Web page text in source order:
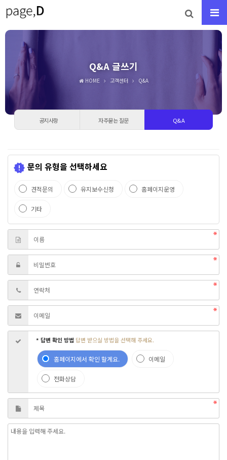
Q&A 글쓰기
HOME 고객센터 Q&A
공지사항 자주묻는 질문 Q&A
new_releases 문의 유형을 선택하세요
견적문의 유지보수신청 홈페이지운영
기타
* 답변 확인 방법 답변 받으실 방법을 선택해 주세요.
홈페이지에서 확인 할게요. 이메일
전화상담